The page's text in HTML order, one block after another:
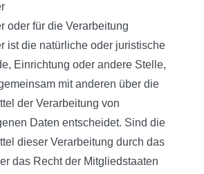
oder für die Verarbeitung
ist die natürliche oder juristische
Einrichtung oder andere Stelle,
mit anderen über die
der Verarbeitung von
Daten entscheidet. Sind die
dieser Verarbeitung durch das
das Recht der Mitgliedstaaten